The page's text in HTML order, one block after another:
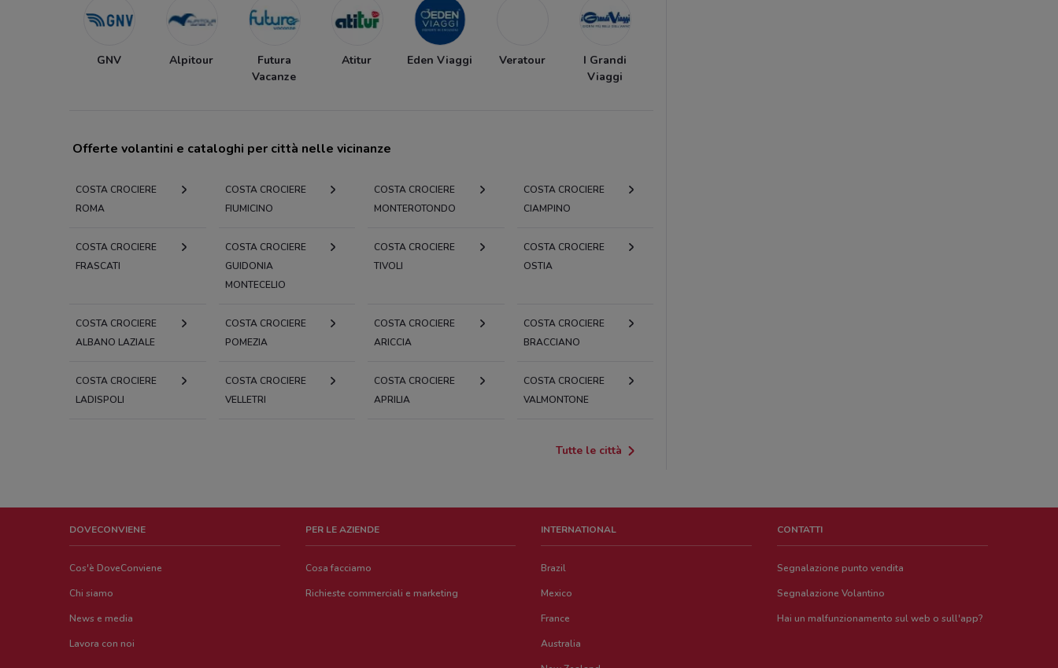
GNV Alpitour
Futura
Vacanze
Atitur Eden Viaggi Veratour
I Grandi
Viaggi
Offerte volantini e cataloghi per città nelle vicinanze
COSTA CROCIERE
ROMA
COSTA CROCIERE
FIUMICINO
COSTA CROCIERE
MONTEROTONDO
COSTA CROCIERE
CIAMPINO
COSTA CROCIERE
FRASCATI
COSTA CROCIERE
GUIDONIA
MONTECELIO
COSTA CROCIERE
TIVOLI
COSTA CROCIERE
OSTIA
COSTA CROCIERE
ALBANO LAZIALE
COSTA CROCIERE
POMEZIA
COSTA CROCIERE
ARICCIA
COSTA CROCIERE
BRACCIANO
COSTA CROCIERE
LADISPOLI
COSTA CROCIERE
VELLETRI
COSTA CROCIERE
APRILIA
COSTA CROCIERE
VALMONTONE
Tutte le città
DOVECONVIENE
Cos'è DoveConviene
Chi siamo
News e media
Lavora con noi
PER LE AZIENDE
Cosa facciamo
Richieste commerciali e marketing
INTERNATIONAL
Brazil
Mexico
France
Australia
CONTATTI
Segnalazione punto vendita
Segnalazione Volantino
Hai un malfunzionamento sul web o sull'app?